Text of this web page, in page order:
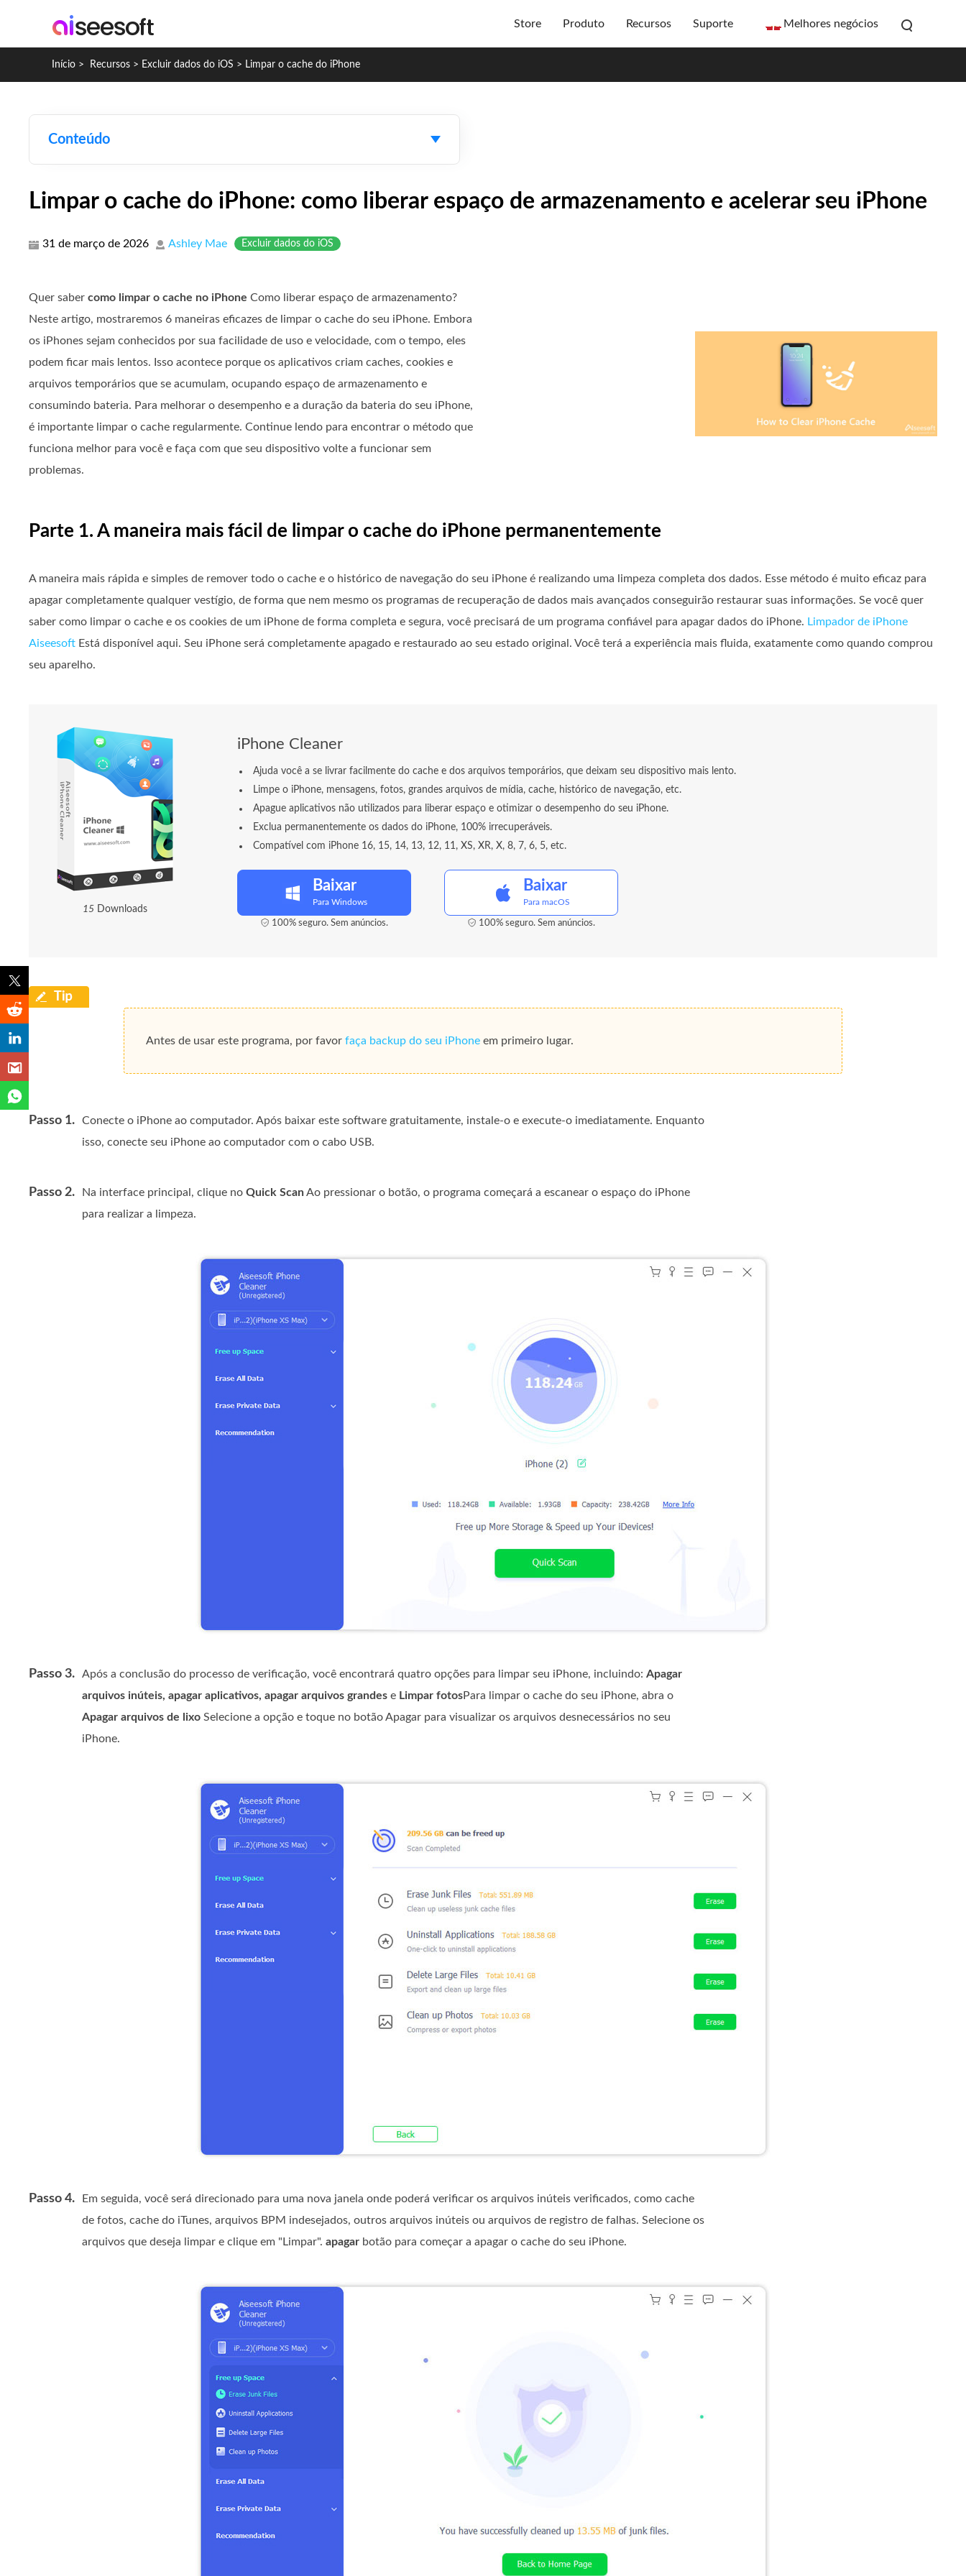
Store Produto Recursos Suporte Melhores negócios
Início > Recursos > Excluir dados do iOS > Limpar o cache do iPhone
Conteúdo
Limpar o cache do iPhone: como liberar espaço de armazenamento e acelerar seu iPhone
31 de março de 2026 Ashley Mae Excluir dados do iOS
Quer saber como limpar o cache no iPhone Como liberar espaço de armazenamento?
Neste artigo, mostraremos 6 maneiras eficazes de limpar o cache do seu iPhone. Embora
os iPhones sejam conhecidos por sua facilidade de uso e velocidade, com o tempo, eles
podem ficar mais lentos. Isso acontece porque os aplicativos criam caches, cookies e
arquivos temporários que se acumulam, ocupando espaço de armazenamento e
consumindo bateria. Para melhorar o desempenho e a duração da bateria do seu iPhone,
é importante limpar o cache regularmente. Continue lendo para encontrar o método que
funciona melhor para você e faça com que seu dispositivo volte a funcionar sem
problemas.
Parte 1. A maneira mais fácil de limpar o cache do iPhone permanentemente
A maneira mais rápida e simples de remover todo o cache e o histórico de navegação do seu iPhone é realizando uma limpeza completa dos dados. Esse método é muito eficaz para
apagar completamente qualquer vestígio, de forma que nem mesmo os programas de recuperação de dados mais avançados conseguirão restaurar suas informações. Se você quer
saber como limpar o cache e os cookies de um iPhone de forma completa e segura, você precisará de um programa confiável para apagar dados do iPhone. Limpador de iPhone
Aiseesoft Está disponível aqui. Seu iPhone será completamente apagado e restaurado ao seu estado original. Você terá a experiência mais fluida, exatamente como quando comprou
seu aparelho.
16 Downloads
iPhone Cleaner
Ajuda você a se livrar facilmente do cache e dos arquivos temporários, que deixam seu dispositivo mais lento.
Limpe o iPhone, mensagens, fotos, grandes arquivos de mídia, cache, histórico de navegação, etc.
Apague aplicativos não utilizados para liberar espaço e otimizar o desempenho do seu iPhone.
Exclua permanentemente os dados do iPhone, 100% irrecuperáveis.
Compatível com iPhone 16, 15, 14, 13, 12, 11, XS, XR, X, 8, 7, 6, 5, etc.
Baixar
Para Windows
100% seguro. Sem anúncios.
Baixar
Para macOS
100% seguro. Sem anúncios.
Antes de usar este programa, por favor faça backup do seu iPhone em primeiro lugar.
Passo 1.
Conecte o iPhone ao computador. Após baixar este software gratuitamente, instale-o e execute-o imediatamente. Enquanto
isso, conecte seu iPhone ao computador com o cabo USB.
Passo 2. Na interface principal, clique no Quick ScanAo pressionar o botão, o programa começará a escanear o espaço do iPhone
para realizar a limpeza.
Passo 3. Após a conclusão do processo de verificação, você encontrará quatro opções para limpar seu iPhone, incluindo: Apagar
arquivos inúteis, apagar aplicativos, apagar arquivos grandes e Limpar fotosPara limpar o cache do seu iPhone, abra o
Apagar arquivos de lixo Selecione a opção e toque no botão Apagar para visualizar os arquivos desnecessários no seu
iPhone.
Passo 4.
Em seguida, você será direcionado para uma nova janela onde poderá verificar os arquivos inúteis verificados, como cache
de fotos, cache do iTunes, arquivos BPM indesejados, outros arquivos inúteis ou arquivos de registro de falhas. Selecione os
arquivos que deseja limpar e clique em "Limpar". apagar botão para começar a apagar o cache do seu iPhone.